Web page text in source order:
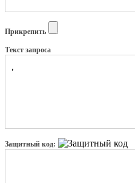
Прикрепить
Текст запроса
Защитный код: